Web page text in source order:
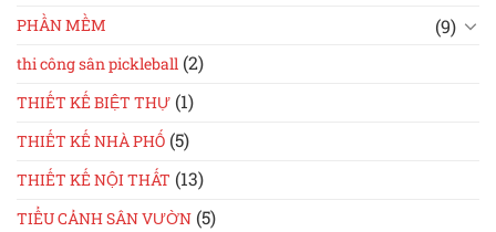
PHẦN MỀM (9)
thi công sân pickleball (2)
THIẾT KẾ BIỆT THỰ (1)
THIẾT KẾ NHÀ PHỐ (5)
THIẾT KẾ NỘI THẤT (13)
TIỂU CẢNH SÂN VƯỜN (5)